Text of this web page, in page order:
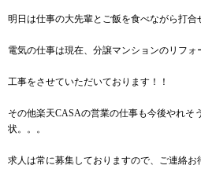
明日は仕事の大先輩とご飯を食べながら打合
電気の仕事は現在、分譲マンションのリフォ
工事をさせていただいております！！
その他楽天CASAの営業の仕事も今後やれそ
状。。。
求人は常に募集しておりますので、ご連絡お